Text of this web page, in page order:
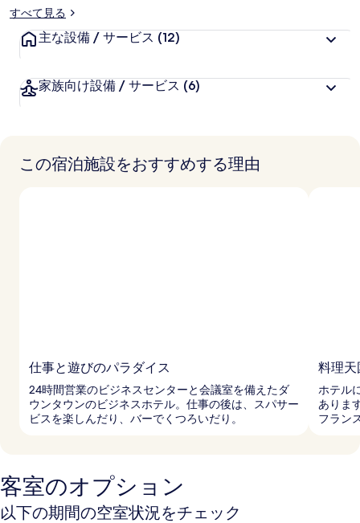
ギ
件
の
ミ
すべて見る
主な設備 / サービス (12)
家族向け設備 / サービス (6)
この宿泊施設をおすすめする理由
仕事と遊びのパラダイス
24時間営業のビジネスセンターと会議室を備えたダ
ウンタウンのビジネスホテル。仕事の後は、スパサー
ビスを楽しんだり、バーでくつろいだり。
料理天
ホテル
ありま
フラン
客室のオプション
以下の期間の空室状況をチェック